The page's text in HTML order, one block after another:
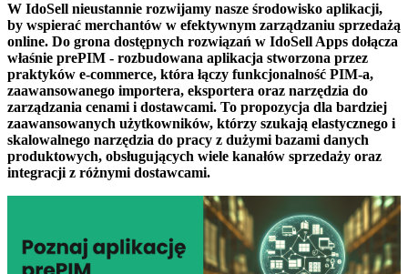
W IdoSell nieustannie rozwijamy nasze środowisko aplikacji,
by wspierać merchantów w efektywnym zarządzaniu sprzedażą
online. Do grona dostępnych rozwiązań w IdoSell Apps dołącza
właśnie prePIM - rozbudowana aplikacja stworzona przez
praktyków e-commerce, która łączy funkcjonalność PIM-a,
zaawansowanego importera, eksportera oraz narzędzia do
zarządzania cenami i dostawcami. To propozycja dla bardziej
zaawansowanych użytkowników, którzy szukają elastycznego i
skalowalnego narzędzia do pracy z dużymi bazami danych
produktowych, obsługujących wiele kanałów sprzedaży oraz
integracji z różnymi dostawcami.